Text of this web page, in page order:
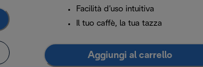
Facilità d’uso intuitiva
Il tuo caffè, la tua tazza
Aggiungi al carrello